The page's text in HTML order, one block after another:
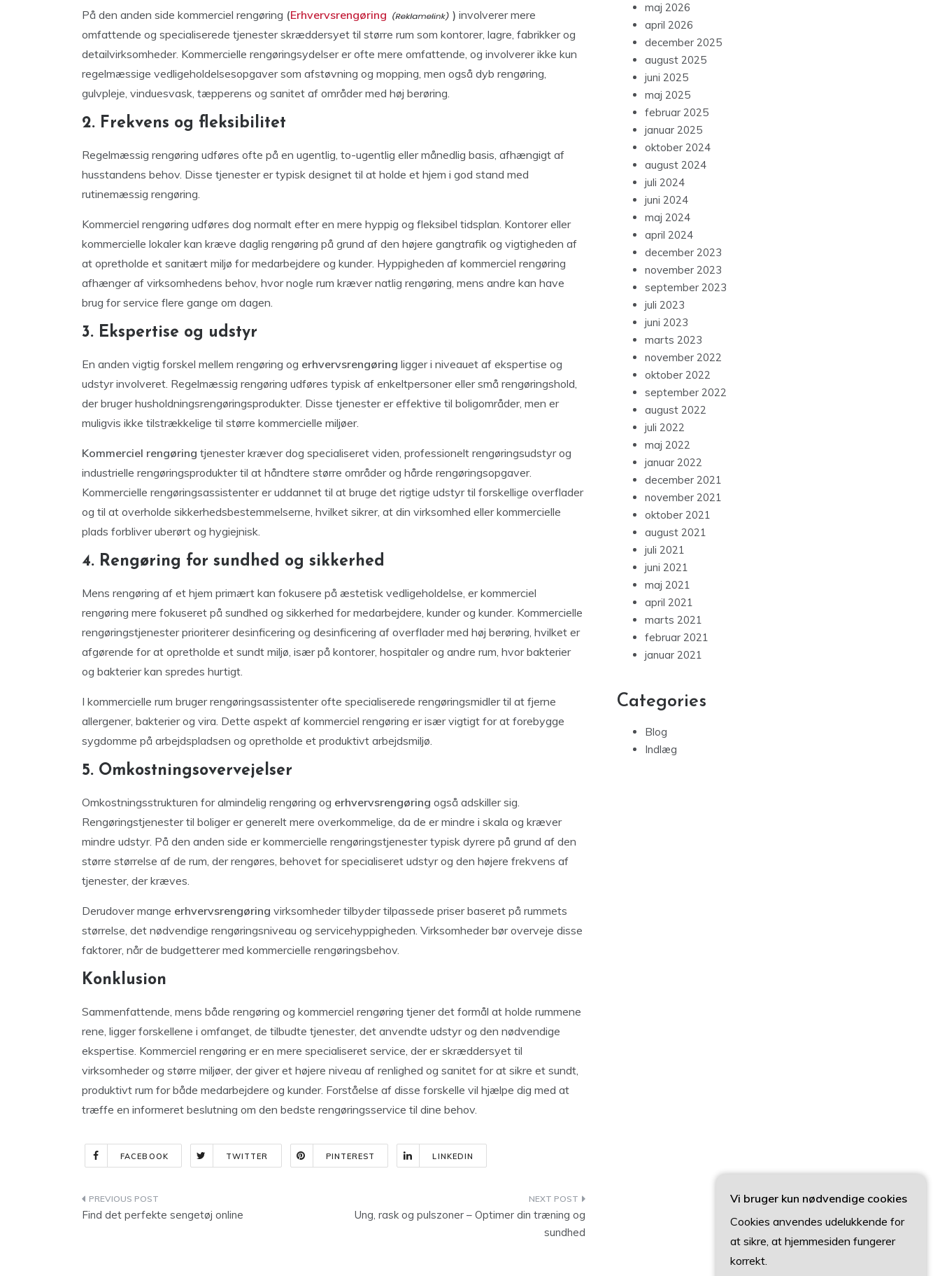
På den anden side kommerciel rengøring (Erhvervsrengøring ) involverer mere
omfattende og specialiserede tjenester skræddersyet til større rum som kontorer, lagre, fabrikker og
detailvirksomheder. Kommercielle rengøringsydelser er ofte mere omfattende, og involverer ikke kun
regelmæssige vedligeholdelsesopgaver som afstøvning og mopping, men også dyb rengøring,
gulvpleje, vinduesvask, tæpperens og sanitet af områder med høj berøring.
2. Frekvens og fleksibilitet
Regelmæssig rengøring udføres ofte på en ugentlig, to-ugentlig eller månedlig basis, afhængigt af
husstandens behov. Disse tjenester er typisk designet til at holde et hjem i god stand med
rutinemæssig rengøring.
Kommerciel rengøring udføres dog normalt efter en mere hyppig og fleksibel tidsplan. Kontorer eller
kommercielle lokaler kan kræve daglig rengøring på grund af den højere gangtrafik og vigtigheden af ​​
at opretholde et sanitært miljø for medarbejdere og kunder. Hyppigheden af ​​kommerciel rengøring
afhænger af virksomhedens behov, hvor nogle rum kræver natlig rengøring, mens andre kan have
brug for service flere gange om dagen.
3. Ekspertise og udstyr
En anden vigtig forskel mellem rengøring og erhvervsrengøring ligger i niveauet af ekspertise og
udstyr involveret. Regelmæssig rengøring udføres typisk af enkeltpersoner eller små rengøringshold,
der bruger husholdningsrengøringsprodukter. Disse tjenester er effektive til boligområder, men er
muligvis ikke tilstrækkelige til større kommercielle miljøer.
Kommerciel rengøring tjenester kræver dog specialiseret viden, professionelt rengøringsudstyr og
industrielle rengøringsprodukter til at håndtere større områder og hårde rengøringsopgaver.
Kommercielle rengøringsassistenter er uddannet til at bruge det rigtige udstyr til forskellige overflader
og til at overholde sikkerhedsbestemmelserne, hvilket sikrer, at din virksomhed eller kommercielle
plads forbliver uberørt og hygiejnisk.
4. Rengøring for sundhed og sikkerhed
Mens rengøring af et hjem primært kan fokusere på æstetisk vedligeholdelse, er kommerciel
rengøring mere fokuseret på sundhed og sikkerhed for medarbejdere, kunder og kunder. Kommercielle
rengøringstjenester prioriterer desinficering og desinficering af overflader med høj berøring, hvilket er
afgørende for at opretholde et sundt miljø, især på kontorer, hospitaler og andre rum, hvor bakterier
og bakterier kan spredes hurtigt.
I kommercielle rum bruger rengøringsassistenter ofte specialiserede rengøringsmidler til at fjerne
allergener, bakterier og vira. Dette aspekt af kommerciel rengøring er især vigtigt for at forebygge
sygdomme på arbejdspladsen og opretholde et produktivt arbejdsmiljø.
5. Omkostningsovervejelser
Omkostningsstrukturen for almindelig rengøring og erhvervsrengøring også adskiller sig.
Rengøringstjenester til boliger er generelt mere overkommelige, da de er mindre i skala og kræver
mindre udstyr. På den anden side er kommercielle rengøringstjenester typisk dyrere på grund af den
større størrelse af de rum, der rengøres, behovet for specialiseret udstyr og den højere frekvens af
tjenester, der kræves.
Derudover mange erhvervsrengøring virksomheder tilbyder tilpassede priser baseret på rummets
størrelse, det nødvendige rengøringsniveau og servicehyppigheden. Virksomheder bør overveje disse
faktorer, når de budgetterer med kommercielle rengøringsbehov.
Konklusion
Sammenfattende, mens både rengøring og kommerciel rengøring tjener det formål at holde rummene
rene, ligger forskellene i omfanget, de tilbudte tjenester, det anvendte udstyr og den nødvendige
ekspertise. Kommerciel rengøring er en mere specialiseret service, der er skræddersyet til
virksomheder og større miljøer, der giver et højere niveau af renlighed og sanitet for at sikre et sundt,
produktivt rum for både medarbejdere og kunder. Forståelse af disse forskelle vil hjælpe dig med at
træffe en informeret beslutning om den bedste rengøringsservice til dine behov.
FACEBOOK TWITTER PINTEREST LINKEDIN
Indlægsnavigation
Find det perfekte sengetøj online
Ung, rask og pulszoner – Optimer din træning og
sundhed
maj 2026
april 2026
december 2025
august 2025
juni 2025
maj 2025
februar 2025
januar 2025
oktober 2024
august 2024
juli 2024
juni 2024
maj 2024
april 2024
december 2023
november 2023
september 2023
juli 2023
juni 2023
marts 2023
november 2022
oktober 2022
september 2022
august 2022
juli 2022
maj 2022
januar 2022
december 2021
november 2021
oktober 2021
august 2021
juli 2021
juni 2021
maj 2021
april 2021
marts 2021
februar 2021
januar 2021
Categories
Blog
Indlæg
Vi bruger kun nødvendige cookies
Cookies anvendes udelukkende for
at sikre, at hjemmesiden fungerer
korrekt.